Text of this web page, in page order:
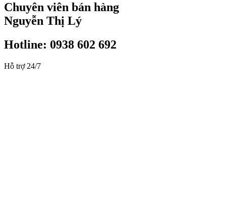
Chuyên viên bán hàng
Nguyễn Thị Lý
Hotline: 0938 602 692
Hỗ trợ 24/7